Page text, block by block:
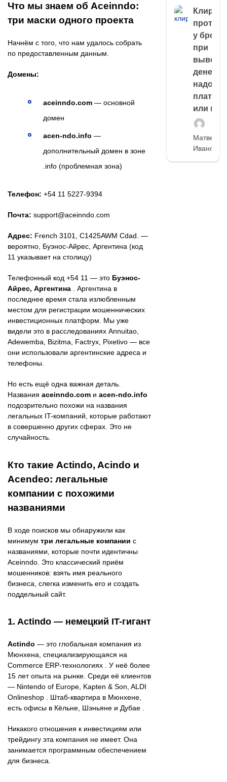
Что мы знаем об Aceinndo:
три маски одного проекта
Начнём с того, что нам удалось собрать
по предоставленным данным.
Домены:
aceinndo.com — основной
домен
acen-ndo.info —
дополнительный домен в зоне
.info (проблемная зона)
Телефон: +54 11 5227-9394
Почта: support@aceinndo.com
Адрес: French 3101, C1425AWM Cdad. —
вероятно, Буэнос-Айрес, Аргентина (код
11 указывает на столицу)
Телефонный код +54 11 — это Буэнос-
Айрес, Аргентина . Аргентина в
последнее время стала излюбленным
местом для регистрации мошеннических
инвестиционных платформ. Мы уже
видели это в расследованиях Annuitao,
Adewemba, Bizitma, Factryx, Pixetivo — все
они использовали аргентинские адреса и
телефоны.
Но есть ещё одна важная деталь.
Названия aceinndo.com и acen-ndo.info
подозрительно похожи на названия
легальных IT-компаний, которые работают
в совершенно других сферах. Это не
случайность.
Кто такие Actindo, Acindo и
Acendeo: легальные
компании с похожими
названиями
В ходе поисков мы обнаружили как
минимум три легальные компании с
названиями, которые почти идентичны
Aceinndo. Это классический приём
мошенников: взять имя реального
бизнеса, слегка изменить его и создать
поддельный сайт.
1. Actindo — немецкий IT-гигант
Actindo — это глобальная компания из
Мюнхена, специализирующаяся на
Commerce ERP-технологиях . У неё более
15 лет опыта на рынке. Среди её клиентов
— Nintendo of Europe, Kapten & Son, ALDI
Onlineshop . Штаб-квартира в Мюнхене,
есть офисы в Кёльне, Шэньяне и Дубае .
Никакого отношения к инвестициям или
трейдингу эта компания не имеет. Она
занимается программным обеспечением
для бизнеса.
Клиринг
у
при
выводе
денег,
надо
платить
или
Матвей
Иванов